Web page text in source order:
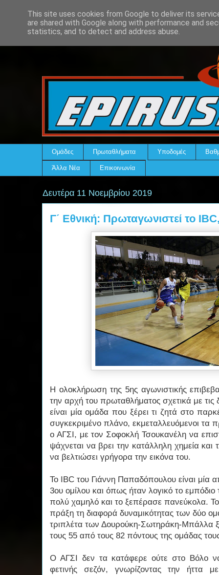
Ομάδες Πρωταθλήματα Υποδομές
Άλλα Νέα Επικοινωνία
Δευτέρα 11 Νοεμβρίου 2019
Γ΄ Εθνική: Πρωταγωνιστεί το
Η ολοκλήρωση της 5ης αγωνιστικής
την αρχή του πρωταθλήματος σχετικά με τις
είναι μία ομάδα που ξέρει τι ζητά στο
συγκεκριμένο πλάνο, εκμεταλλευόμενοι τα
ο ΑΓΣΙ, με τον Σοφοκλή Τσουκανέλη να
ψάχνεται να βρει την κατάλληλη χημεία
να βελτιώσει γρήγορα την εικόνα του.
Το IBC του Γιάννη Παπαδόπουλου είναι μία
3ου ομίλου και όπως ήταν λογικό το
πολύ χαμηλό και το ξεπέρασε πανεύκολα. Το
πράξη τη διαφορά δυναμικότητας των δύο
τριπλέτα των Δουρούκη-Σωτηράκη-Μπάλλα
τους 55 από τους 82 πόντους της ομάδας
Ο ΑΓΣΙ δεν τα κατάφερε ούτε στο Βόλο
φετινής σεζόν, γνωρίζοντας την ήττα
This site uses cookies from Google to deliver its
are shared with Google along with performance and
statistics, and to detect and address abuse.